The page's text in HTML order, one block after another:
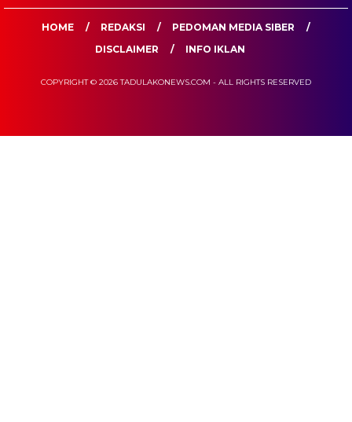
HOME REDAKSI
PEDOMAN MEDIA SIBER
DISCLAIMER
INFO IKLAN
COPYRIGHT © 2026 TADULAKONEWS.COM - ALL RIGHTS RESERVED